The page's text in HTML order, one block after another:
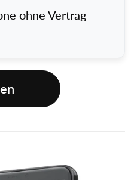
ohne Vertrag